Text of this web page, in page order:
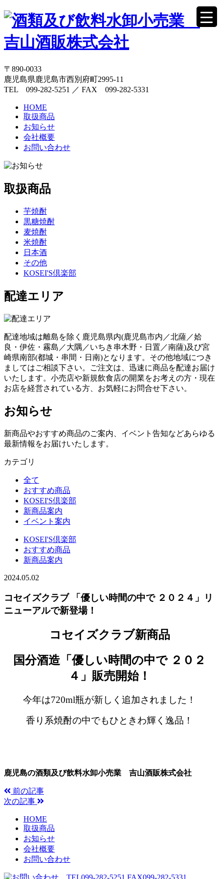
〒890-0033
鹿児島県鹿児島市西別府町2995-11
TEL 099-282-5251 ／ FAX 099-282-5331
HOME
取扱商品
お知らせ
会社概要
お問い合わせ
取扱商品
芋焼酎
黒糖焼酎
麦焼酎
米焼酎
日本酒
その他
KOSEI'S倶楽部
配達エリア
配達地域は離島を除く鹿児島県内(鹿児島市内／北薩／姶
良・伊佐・霧島／大隅／いちき串木野・日置／南薩)及び宮
崎県南部(都城・串間・日南)となります。その他地域につき
ましてはご相談下さい。ご注文は、迅速に商品を配達お届け
いたします。小売店や新規飲食店の開業をお考えの方・現在
お店を経営されている方、お気軽にお問合せ下さい。
お知らせ
新商品やおすすめ商品のご案内、イベント告知などあらゆる
最新情報をお届けいたします。
カテゴリ
全て
おすすめ商品
KOSEI'S倶楽部
新商品案内
イベント案内
KOSEI'S倶楽部
おすすめ商品
新商品案内
2024.05.02
コセイズクラブ 「優しい時間の中で ２０２４」リ
ニューアルで新登場！
コセイズクラブ新商品
国分酒造「優しい時間の中で ２０２
４」販売開始！
今年は720ml瓶が新しく追加されました！
香り系焼酎の中でもひときわ輝く逸品！
鹿児島の酒類及び飲料水卸小売業 吉山酒販株式会社
前の記事
次の記事
HOME
取扱商品
お知らせ
会社概要
お問い合わせ